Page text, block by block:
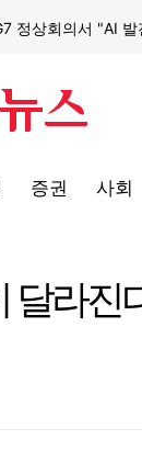
정상회의서 "AI
백화점 잠실점에서
억 ‘500kV
정상회의서 "AI
증권 사회
라진